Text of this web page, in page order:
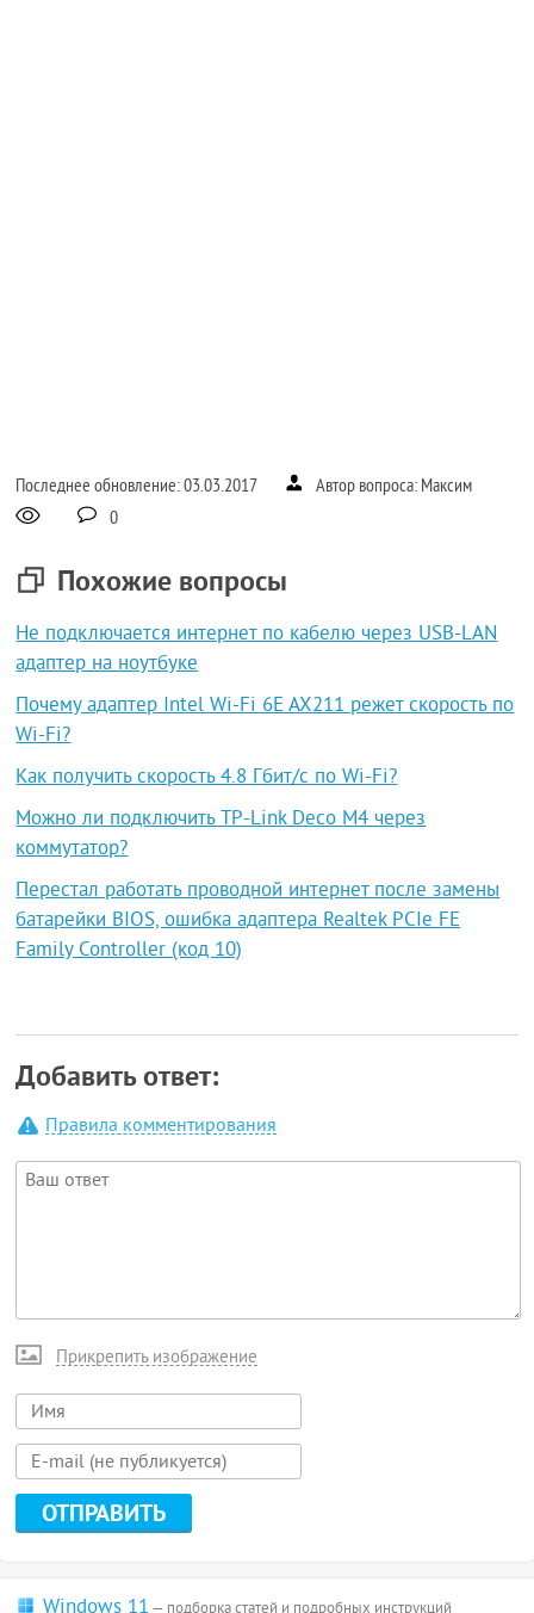
Последнее обновление: 03.03.2017
Автор вопроса: Максим
0
Похожие вопросы
Не подключается интернет по кабелю через USB-LAN
адаптер на ноутбуке
Почему адаптер Intel Wi-Fi 6E AX211 режет скорость по
Wi-Fi?
Как получить скорость 4.8 Гбит/с по Wi-Fi?
Можно ли подключить TP-Link Deco M4 через
коммутатор?
Перестал работать проводной интернет после замены
батарейки BIOS, ошибка адаптера Realtek PCIe FE
Family Controller (код 10)
Добавить ответ:
Правила комментирования
Прикрепить изображение